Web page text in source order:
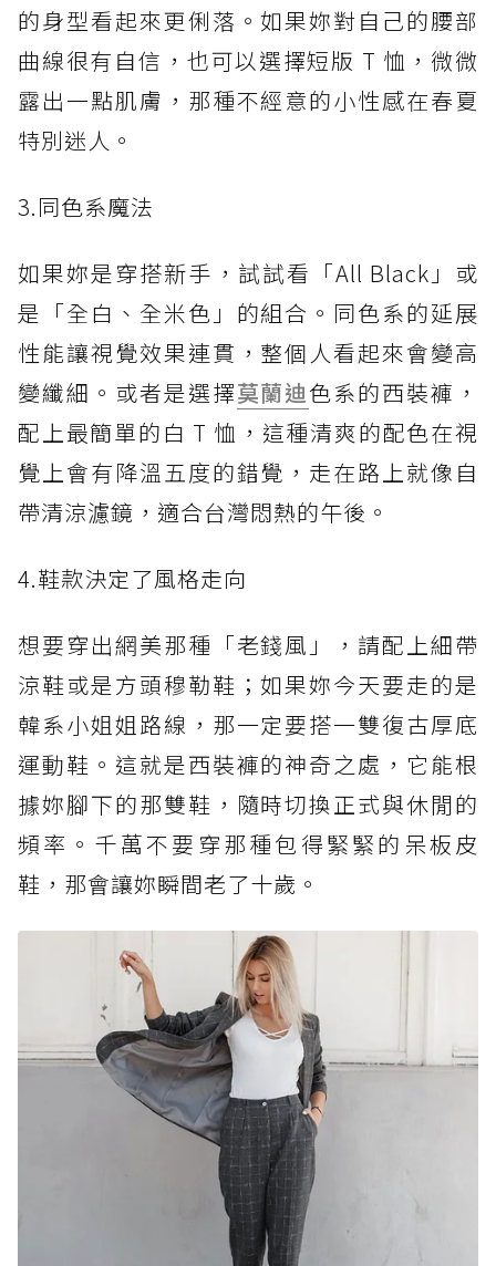
的身型看起來更俐落。如果妳對自己的腰部
曲線很有自信，也可以選擇短版 T 恤，微微
露出一點肌膚，那種不經意的小性感在春夏
特別迷人。
3.同色系魔法
如果妳是穿搭新手，試試看「All Black」或
是「全白、全米色」的組合。同色系的延展
性能讓視覺效果連貫，整個人看起來會變高
變纖細。或者是選擇莫蘭迪色系的西裝褲，
配上最簡單的白 T 恤，這種清爽的配色在視
覺上會有降溫五度的錯覺，走在路上就像自
帶清涼濾鏡，適合台灣悶熱的午後。
4.鞋款決定了風格走向
想要穿出網美那種「老錢風」，請配上細帶
涼鞋或是方頭穆勒鞋；如果妳今天要走的是
韓系小姐姐路線，那一定要搭一雙復古厚底
運動鞋。這就是西裝褲的神奇之處，它能根
據妳腳下的那雙鞋，隨時切換正式與休閒的
頻率。千萬不要穿那種包得緊緊的呆板皮
鞋，那會讓妳瞬間老了十歲。